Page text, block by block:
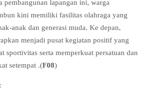
pembangunan lapangan ini, warga
kini memiliki fasilitas olahraga yang
anak dan generasi muda. Ke depan,
menjadi pusat kegiatan positif yang
sportivitas serta memperkuat persatuan dan
setempat .(F08)